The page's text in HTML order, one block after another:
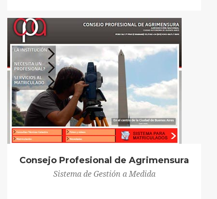
Consejo Profesional de Agrimensura
Sistema de Gestión a Medida